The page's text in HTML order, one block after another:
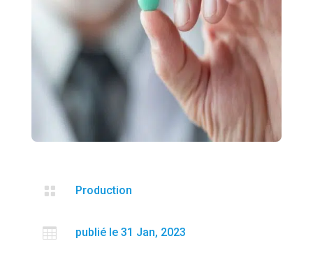
 Production
 publié le 31 Jan, 2023